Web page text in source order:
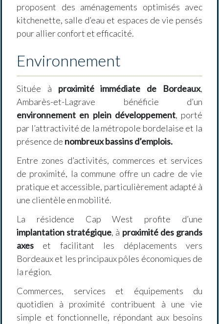
proposent des aménagements optimisés avec
kitchenette, salle d’eau et espaces de vie pensés
pour allier confort et efficacité.
Environnement
Située à proximité immédiate de Bordeaux,
Ambarès-et-Lagrave bénéficie d’un
environnement en plein développement, porté
par l’attractivité de la métropole bordelaise et la
présence de nombreux bassins d’emplois.
Entre zones d’activités, commerces et services
de proximité, la commune offre un cadre de vie
pratique et accessible, particulièrement adapté à
une clientèle en mobilité.
La résidence Cap West profite d’une
implantation stratégique, à proximité des grands
axes et facilitant les déplacements vers
Bordeaux et les principaux pôles économiques de
la région.
Commerces, services et équipements du
quotidien à proximité contribuent à une vie
simple et fonctionnelle, répondant aux besoins